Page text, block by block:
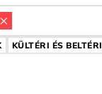
CÍMKE
CÍMKE
KÜLTÉRI ÉS BELTÉRI